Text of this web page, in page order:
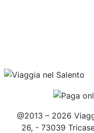
@2013 – 2026
26, - 73039